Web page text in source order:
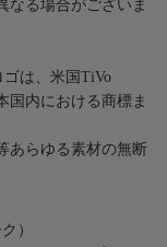
なる場合がございま
は、米国TiVo
国内における商標ま
あらゆる素材の無断
）